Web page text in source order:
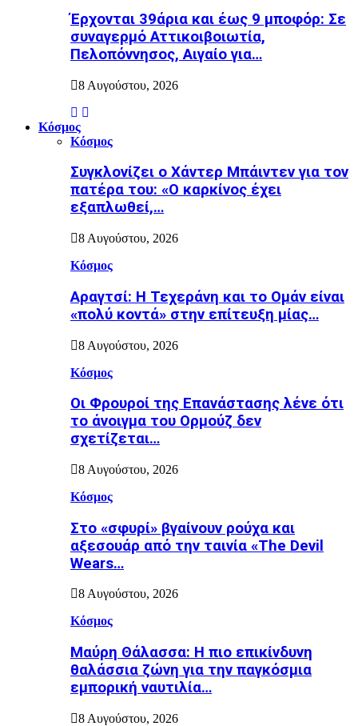
Έρχονται 39άρια και έως 9 μποφόρ: Σε
συναγερμό Αττικοιβοιωτία,
Πελοπόννησος, Αιγαίο για…
8 Αυγούστου, 2026
Κόσμος
Κόσμος
Συγκλονίζει ο Χάντερ Μπάιντεν για τον
πατέρα του: «Ο καρκίνος έχει
εξαπλωθεί,…
8 Αυγούστου, 2026
Κόσμος
Αραγτσί: Η Τεχεράνη και το Ομάν είναι
«πολύ κοντά» στην επίτευξη μίας…
8 Αυγούστου, 2026
Κόσμος
Οι Φρουροί της Επανάστασης λένε ότι
το άνοιγμα του Ορμούζ δεν
σχετίζεται…
8 Αυγούστου, 2026
Κόσμος
Στο «σφυρί» βγαίνουν ρούχα και
αξεσουάρ από την ταινία «The Devil
Wears…
8 Αυγούστου, 2026
Κόσμος
Μαύρη Θάλασσα: Η πιο επικίνδυνη
θαλάσσια ζώνη για την παγκόσμια
εμπορική ναυτιλία…
8 Αυγούστου, 2026